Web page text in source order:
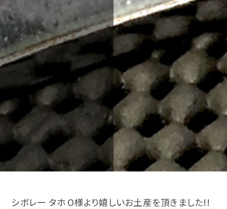
シボレー タホ O様より嬉しいお土産を頂きました!!